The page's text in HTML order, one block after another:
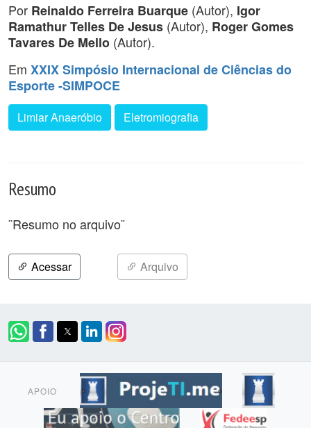
Por Reinaldo Ferreira Buarque (Autor), Igor
Ramathur Telles De Jesus (Autor), Roger Gomes
Tavares De Mello (Autor).
Em XXIX Simpósio Internacional de Ciências do
Esporte -SIMPOCE
Limiar Anaeróbio Eletromiografia
Resumo
¨Resumo no arquivo¨
Acessar Arquivo
APOIO